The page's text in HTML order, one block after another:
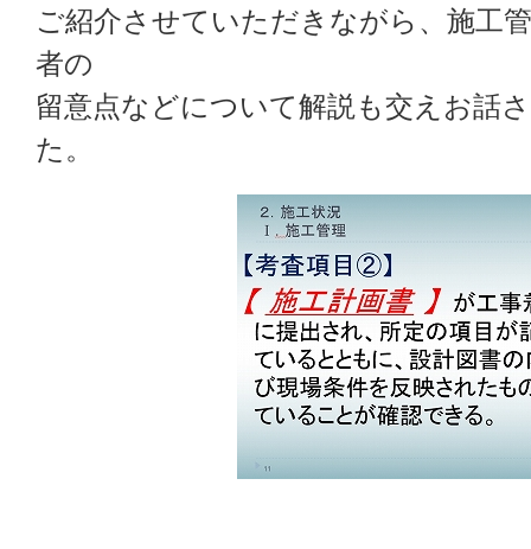
ご紹介させていただきながら、施工
者の
留意点などについて解説も交えお話
た。